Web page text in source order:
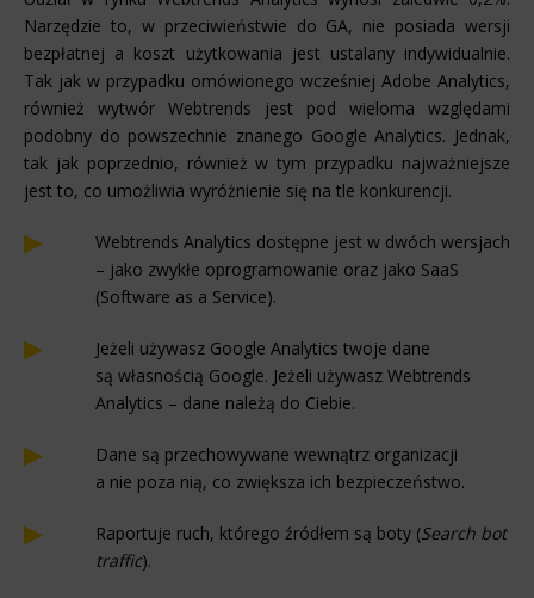
Narzędzie to, w przeciwieństwie do GA, nie posiada wersji
bezpłatnej a koszt użytkowania jest ustalany indywidualnie.
Tak jak w przypadku omówionego wcześniej Adobe Analytics,
również wytwór Webtrends jest pod wieloma względami
podobny do powszechnie znanego Google Analytics. Jednak,
tak jak poprzednio, również w tym przypadku najważniejsze
jest to, co umożliwia wyróżnienie się na tle konkurencji.
Webtrends Analytics dostępne jest w dwóch wersjach
– jako zwykłe oprogramowanie oraz jako SaaS
(Software as a Service).
Jeżeli używasz Google Analytics twoje dane
są własnością Google. Jeżeli używasz Webtrends
Analytics – dane należą do Ciebie.
Dane są przechowywane wewnątrz organizacji
a nie poza nią, co zwiększa ich bezpieczeństwo.
Raportuje ruch, którego źródłem są boty (Search bot
traffic).